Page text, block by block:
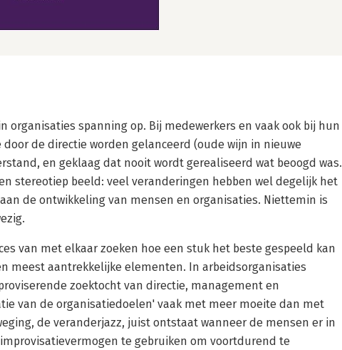
organisaties spanning op. Bij medewerkers en vaak ook bij hun
de directie worden gelanceerd (oude wijn in nieuwe
en geklaag dat nooit wordt gerealiseerd wat beoogd was.
stereotiep beeld: veel veranderingen hebben wel degelijk het
de ontwikkeling van mensen en organisaties. Niettemin is
van met elkaar zoeken hoe een stuk het beste gespeeld kan
meest aantrekkelijke elementen. In arbeidsorganisaties
zoektocht van directie, management en
van de organisatiedoelen' vaak met meer moeite dan met
de veranderjazz, juist ontstaat wanneer de mensen er in
te gebruiken om voortdurend te